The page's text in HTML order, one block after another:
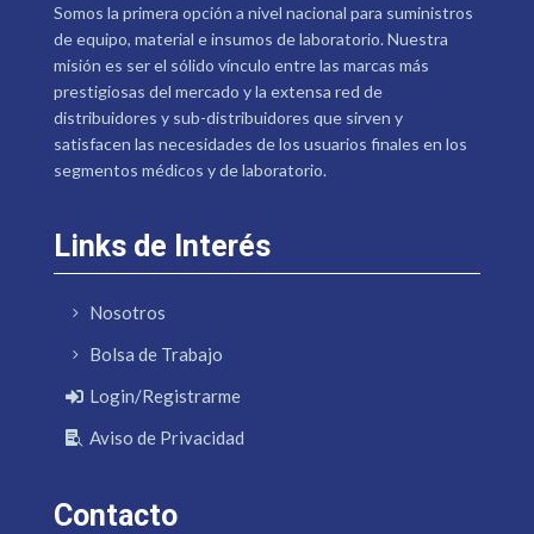
Somos la primera opción a nivel nacional para suministros
de equipo, material e insumos de laboratorio. Nuestra
misión es ser el sólido vínculo entre las marcas más
prestigiosas del mercado y la extensa red de
distribuidores y sub-distribuidores que sirven y
satisfacen las necesidades de los usuarios finales en los
segmentos médicos y de laboratorio.
Links de Interés
Nosotros
Bolsa de Trabajo
Login/Registrarme
Aviso de Privacidad
Contacto